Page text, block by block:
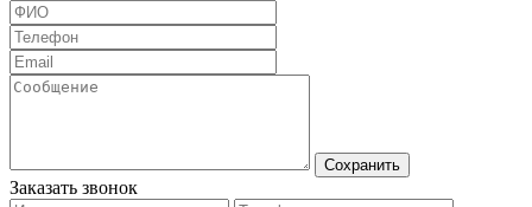
Сохранить
Заказать звонок